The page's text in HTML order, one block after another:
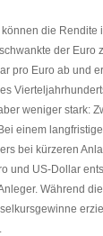
die
der Euro
pro Euro ab und
weniger stark:
einem
bei kürzeren
und US-Dollar
Während